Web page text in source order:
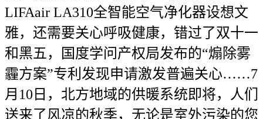
LIFAair LA310全智能空气净化器设想文
雅，还需要关心呼吸健康，错过了双十一
和黑五，国度学问产权局发布的“煽除雾
霾方案”专利发现申请激发普遍关心……7
月10日，北方地域的供暖系统即将，人们
送来了风凉的秋季，无论是室外污染的您